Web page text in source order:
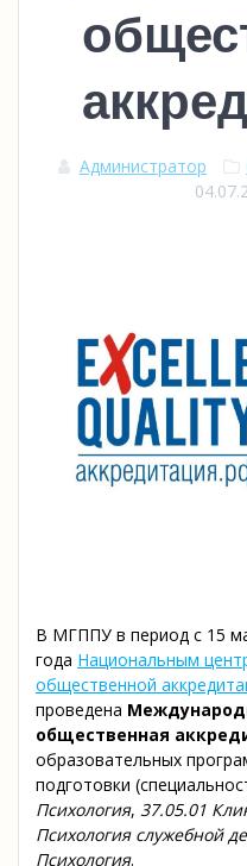
Администратор
В МГППУ в период с 15
года Национальным
общественной
проведена
общественная
образовательных
подготовки
Психология, 37.05.01
Психология служебной
Психология.